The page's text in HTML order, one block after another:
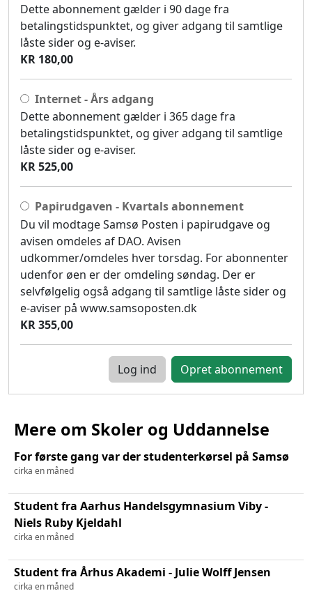
Dette abonnement gælder i 90 dage fra
betalingstidspunktet, og giver adgang til samtlige
låste sider og e-aviser.
KR 180,00
Internet - Års adgang
Dette abonnement gælder i 365 dage fra
betalingstidspunktet, og giver adgang til samtlige
låste sider og e-aviser.
KR 525,00
Papirudgaven - Kvartals abonnement
Du vil modtage Samsø Posten i papirudgave og
avisen omdeles af DAO. Avisen
udkommer/omdeles hver torsdag. For abonnenter
udenfor øen er der omdeling søndag. Der er
selvfølgelig også adgang til samtlige låste sider og
e-aviser på www.samsoposten.dk
KR 355,00
Log ind
Mere om Skoler og Uddannelse
For første gang var der studenterkørsel på Samsø
cirka en måned
Student fra Aarhus Handelsgymnasium Viby -
Niels Ruby Kjeldahl
cirka en måned
Student fra Århus Akademi - Julie Wolff Jensen
cirka en måned